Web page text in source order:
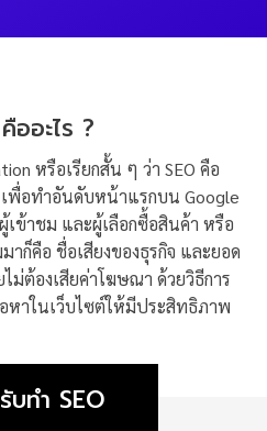
คืออะไร ?
หรือเรียกสั้น ๆ ว่า SEO คือ
พื่อทำอันดับหน้าแรกบน Google
ข้าชม และผู้เลือกซื้อสินค้า หรือ
าก็คือ ชื่อเสียงของธุรกิจ และยอด
ม่ต้องเสียค่าโฆษณา ด้วยวิธีการ
หาในเว็บไซต์ให้มีประสิทธิภาพ
บทำ SEO